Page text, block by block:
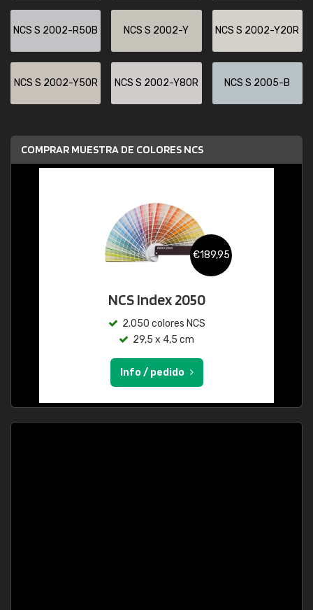
NCS S 2002-R50B NCS S 2002-Y NCS S 2002-Y20R
NCS S 2002-Y50R NCS S 2002-Y80R NCS S 2005-B
COMPRAR MUESTRA DE COLORES NCS
€189,95
NCS Index 2050
2.050 colores NCS
29,5 x 4,5 cm
Info / pedido